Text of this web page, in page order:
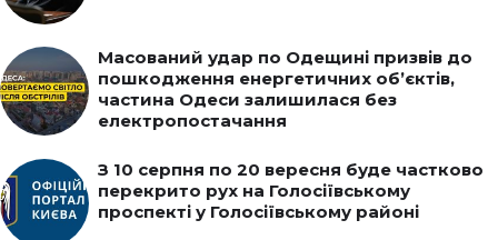
Масований удар по Одещині призвів до
пошкодження енергетичних об’єктів,
частина Одеси залишилася без
електропостачання
З 10 серпня по 20 вересня буде частково
перекрито рух на Голосіївському
проспекті у Голосіївському районі